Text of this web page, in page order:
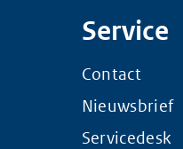
Service
Contact
Nieuwsbrief
Servicedesk